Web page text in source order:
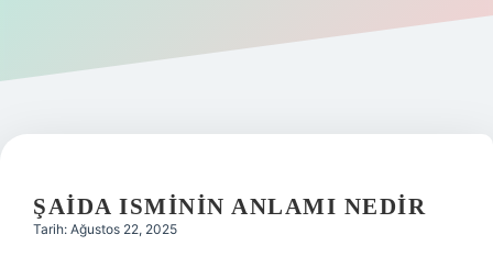
Gizlilik Politikası
Yasal Uyarı
ŞAIDA ISMININ ANLAMI NEDIR
Tarih: Ağustos 22, 2025